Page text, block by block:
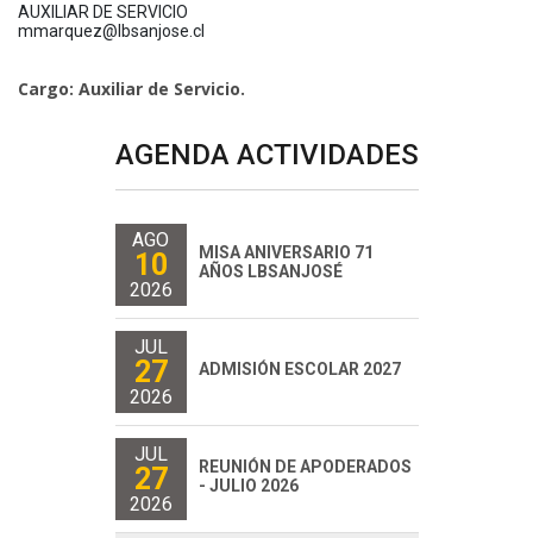
AUXILIAR DE SERVICIO
mmarquez@lbsanjose.cl
Cargo: Auxiliar de Servicio.
AGENDA ACTIVIDADES
AGO
10
2026
MISA ANIVERSARIO 71
AÑOS LBSANJOSÉ
JUL
27
2026
ADMISIÓN ESCOLAR 2027
JUL
27
2026
REUNIÓN DE APODERADOS
- JULIO 2026